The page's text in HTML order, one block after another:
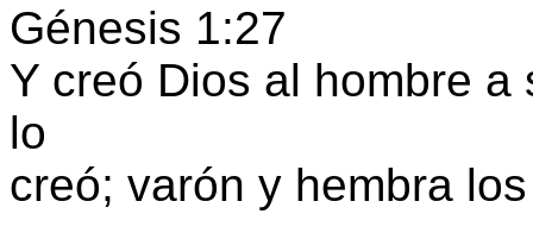
Génesis 1:27
Y creó Dios al hombre
lo
creó; varón y hembra